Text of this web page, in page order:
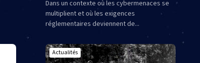
Dans un contexte où les cybermenaces se
multiplient et où les exigences
réglementaires deviennent de...
Actualités